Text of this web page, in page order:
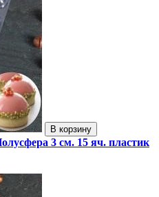
В корзину
3 см. 15 яч. пластик